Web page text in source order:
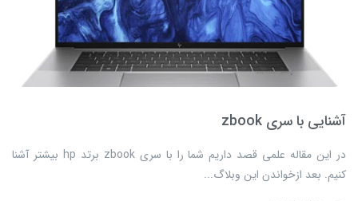
آشنایی با سری zbook
​​​​در این مقاله علمی قصد داریم شما را با سری zbook برتد hp بیشتر آشنا
کنیم. بعد ازخواندن این وبلاگ...